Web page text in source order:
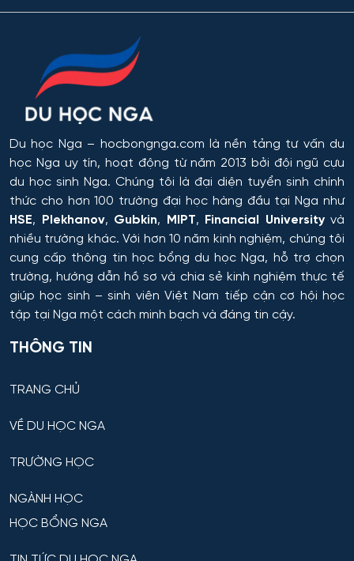
Hóa dầu và công nghệ sinh học
Hóa học
Hóa học cơ bản và ứng dụng
Hóa học, Vật lý và Cơ học Vật liệu
Hóa nông và khoa học đất nông nghiệp
Hóa sinh y học
Hải quan
Hệ thống an ninh thông tin – phân tích
Hệ thống chấp hành hàng không - vũ trụ
Hệ thống cơ điện đặc biệt
Hệ thống cấp nhiệt & điện cho thiết bị – cơ sở quân
Hệ thống dẫn đường và định vị
Du học Nga – hocbongnga.com là nền tảng tư vấn du
học Nga uy tín, hoạt động từ năm 2013 bởi đội ngũ cựu
du học sinh Nga. Chúng tôi là đại diện tuyển sinh chính
thức cho hơn 100 trường đại học hàng đầu tại Nga như
HSE, Plekhanov, Gubkin, MIPT, Financial Universityvà
nhiều trường khác. Với hơn 10 năm kinh nghiệm, chúng tôi
cung cấp thông tin học bổng du học Nga, hỗ trợ chọn
trường, hướng dẫn hồ sơ và chia sẻ kinh nghiệm thực tế
giúp học sinh – sinh viên Việt Nam tiếp cận cơ hội học
tập tại Nga một cách minh bạch và đáng tin cậy.
THÔNG TIN
TRANG CHỦ
VỀ DU HỌC NGA
TRƯỜNG HỌC
NGÀNH HỌC
HỌC BỔNG NGA